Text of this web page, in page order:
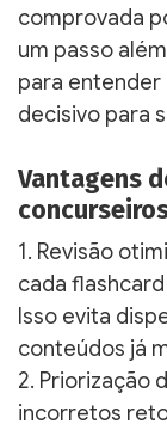
comprovada
um passo
para entender
decisivo para
Vantagens
1. Revisão
cada
Isso evita
conteúdos já
2. Priorização
incorretos